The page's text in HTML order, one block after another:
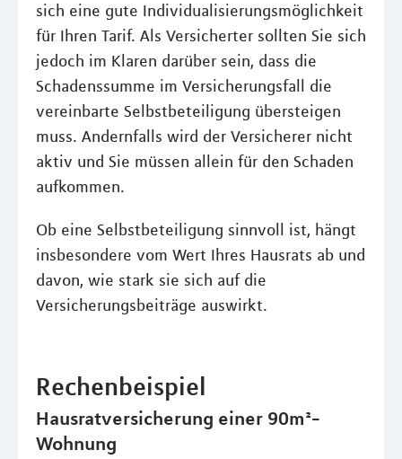
sich eine gute Individualisierungsmöglichkeit
für Ihren Tarif. Als Versicherter sollten Sie sich
jedoch im Klaren darüber sein, dass die
Schadenssumme im Versicherungsfall die
vereinbarte Selbstbeteiligung übersteigen
muss. Andernfalls wird der Versicherer nicht
aktiv und Sie müssen allein für den Schaden
aufkommen.
Ob eine Selbstbeteiligung sinnvoll ist, hängt
insbesondere vom Wert Ihres Hausrats ab und
davon, wie stark sie sich auf die
Versicherungsbeiträge auswirkt.
Rechenbeispiel
Hausratversicherung einer 90m²-
Wohnung